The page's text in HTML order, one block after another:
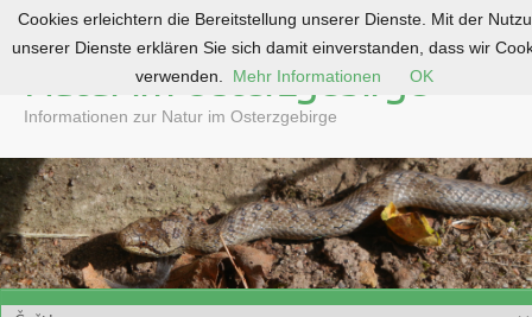
o
o
n
t
e
Natur im Osterzgebirge
Informationen zur Natur im Osterzgebirge
Cookies erleichtern die Bereitstellung unserer Dienste. Mit der
unserer Dienste erklären Sie sich damit einverstanden, dass wir
verwenden.
Mehr Informationen OK